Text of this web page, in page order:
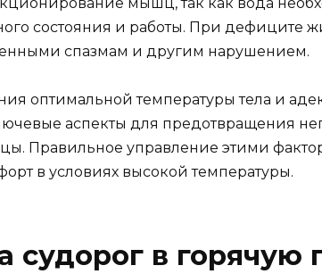
состояния и работы. При дефиците
спазмам и другим нарушением.
оптимальной температуры тела и
аспекты для предотвращения
Правильное управление этими
в условиях высокой температуры.
судорог в горячую